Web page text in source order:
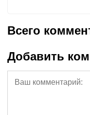
Всего
Добавить